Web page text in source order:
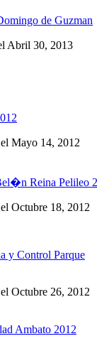
de Guzman
Abril 30, 2013
Mayo 14, 2012
Reina Pelileo
Octubre 18, 2012
y Control Parque
Octubre 26, 2012
Ambato 2012